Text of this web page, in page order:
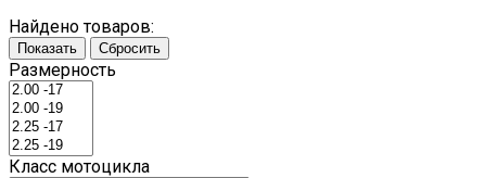
Найдено товаров:
Показать Сбросить
Размерность
Класс мотоцикла